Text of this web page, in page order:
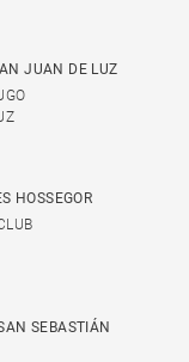
JUAN DE LUZ
HOSSEGOR
SEBASTIÁN